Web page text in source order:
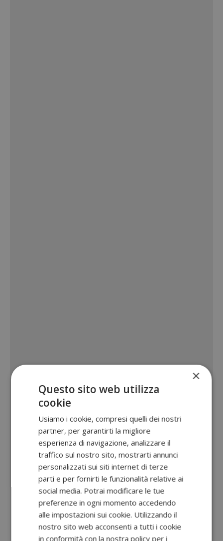
×
Questo sito web utilizza
cookie
Usiamo i cookie, compresi quelli dei nostri
partner, per garantirti la migliore
esperienza di navigazione, analizzare il
traffico sul nostro sito, mostrarti annunci
personalizzati sui siti internet di terze
parti e per fornirti le funzionalità relative ai
social media. Potrai modificare le tue
preferenze in ogni momento accedendo
alle impostazioni sui cookie. Utilizzando il
nostro sito web acconsenti a tutti i cookie
in conformità con la nostra policy per i